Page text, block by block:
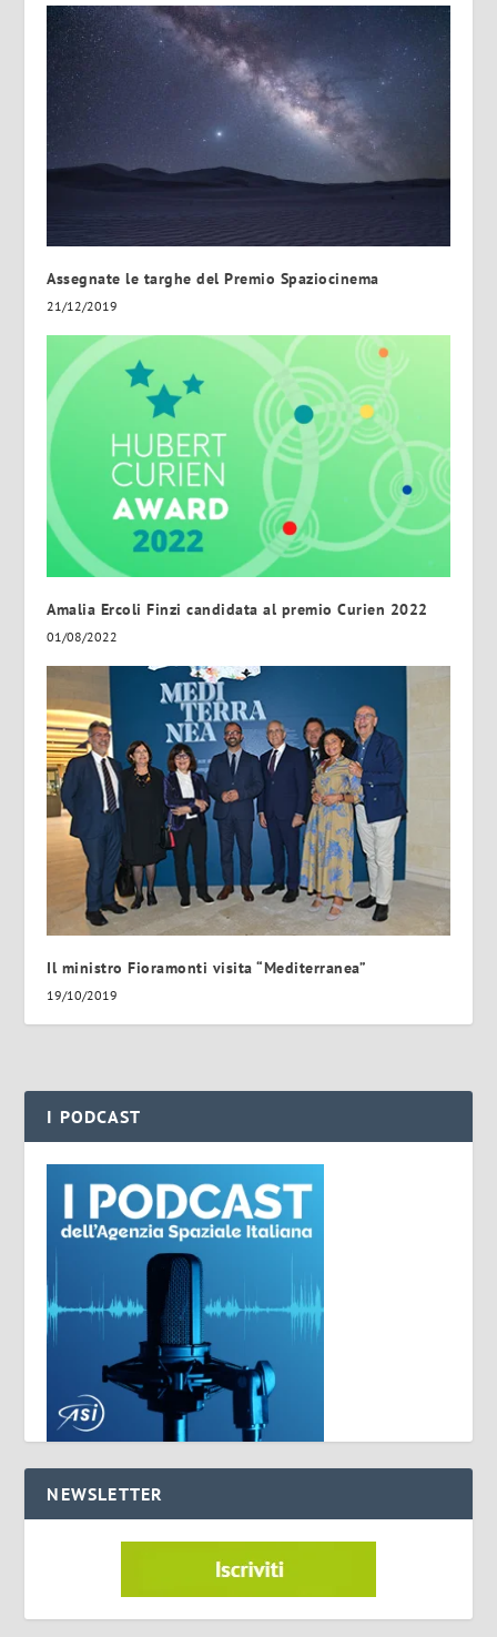
Assegnate le targhe del Premio Spaziocinema
21/12/2019
Amalia Ercoli Finzi candidata al premio Curien 2022
01/08/2022
Il ministro Fioramonti visita “Mediterranea”
19/10/2019
I PODCAST
NEWSLETTER